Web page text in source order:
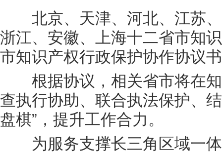
北京、天津、河北、江苏、
浙江、安徽、上海十二省市知
市知识产权行政保护协作协议
根据协议，相关省市将在知
查执行协助、联合执法保护、
盘棋”，提升工作合力。
为服务支撑长三角区域一体